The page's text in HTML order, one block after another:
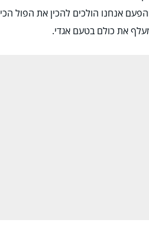
אנחנו הולכים להכין את הפול הכי
את כולם בטעם אגדי.